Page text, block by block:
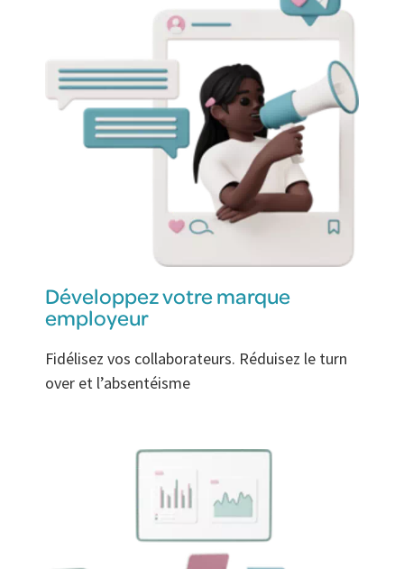
Développez votre marque
employeur
Fidélisez vos collaborateurs. Réduisez le turn
over et l’absentéisme